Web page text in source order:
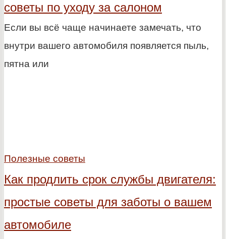
советы по уходу за салоном
Если вы всё чаще начинаете замечать, что
внутри вашего автомобиля появляется пыль,
пятна или
Полезные советы
Как продлить срок службы двигателя:
простые советы для заботы о вашем
автомобиле